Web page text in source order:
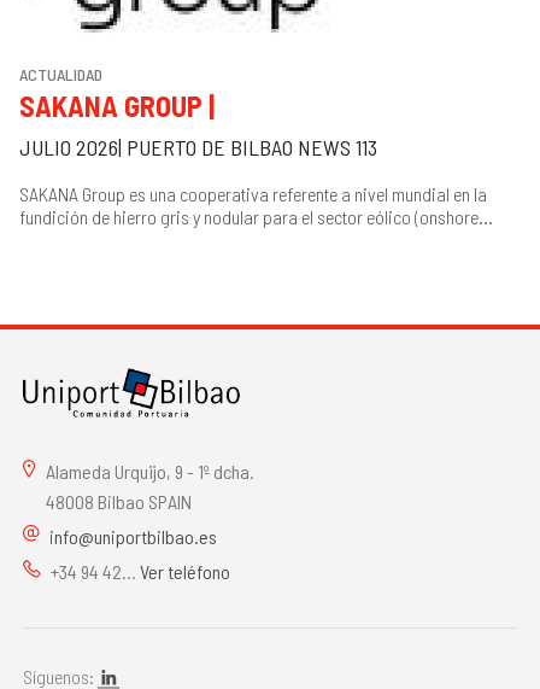
ACTUALIDAD
SAKANA GROUP |
JULIO 2026| PUERTO DE BILBAO NEWS 113
SAKANA Group es una cooperativa referente a nivel mundial en la
fundición de hierro gris y nodular para el sector eólico (onshore...
Alameda Urquijo, 9 - 1º dcha.
48008 Bilbao SPAIN
info@uniportbilbao.es
+34 94 42... Ver teléfono
Síguenos: